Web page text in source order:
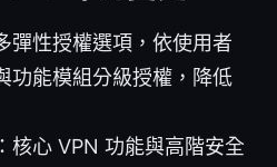
彈性授權選項，依使用者
功能模組分級授權，降低
核心 VPN 功能與高階安全